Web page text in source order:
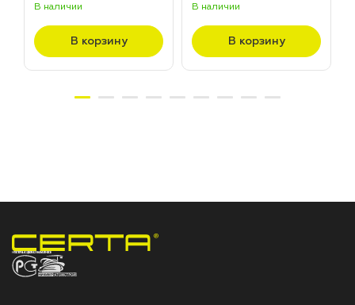
(20,0кг)
В наличии
В корзину
В наличии
В корзину
НПП «СПЕКТР» ЗАВОД ЛАКОКРАСОЧНЫХ МАТЕРИАЛОВ